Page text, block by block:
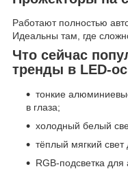
Работают полностью
Идеальны там, где
Что сейчас
тренды в LED-
тонкие
в глаза;
холодный белый
тёплый мягкий
RGB-подсветка для